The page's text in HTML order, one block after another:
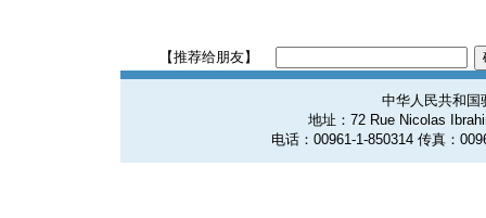
【推荐给朋友】
中华人民共和国
地址：72 Rue Nicolas
电话：00961-1-850314 传真：